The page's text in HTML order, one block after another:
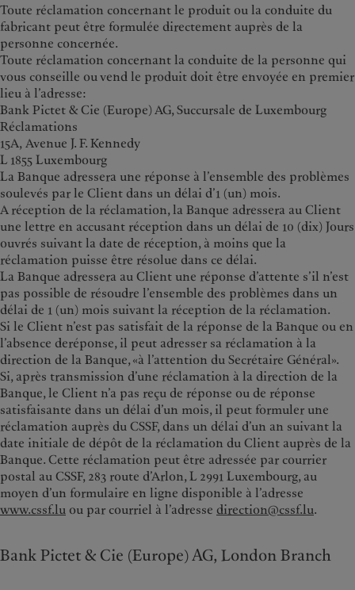
Toute réclamation concernant le produit ou la conduite du
fabricant peut être formulée directement auprès de la
personne concernée.
Toute réclamation concernant la conduite de la personne qui
vous conseille ou vend le produit doit être envoyée en premier
lieu à l’adresse:
Bank Pictet & Cie (Europe) AG, Succursale de Luxembourg
Réclamations
15A, Avenue J. F. Kennedy
L 1855 Luxembourg
La Banque adressera une réponse à l’ensemble des problèmes
soulevés par le Client dans un délai d’1 (un) mois.
A réception de la réclamation, la Banque adressera au Client
une lettre en accusant réception dans un délai de 10 (dix) Jours
ouvrés suivant la date de réception, à moins que la
réclamation puisse être résolue dans ce délai.
La Banque adressera au Client une réponse d’attente s’il n’est
pas possible de résoudre l’ensemble des problèmes dans un
délai de 1 (un) mois suivant la réception de la réclamation.
Si le Client n’est pas satisfait de la réponse de la Banque ou en
l’absence deréponse, il peut adresser sa réclamation à la
direction de la Banque, «à l’attention du Secrétaire Général».
Si, après transmission d’une réclamation à la direction de la
Banque, le Client n’a pas reçu de réponse ou de réponse
satisfaisante dans un délai d’un mois, il peut formuler une
réclamation auprès du CSSF, dans un délai d’un an suivant la
date initiale de dépôt de la réclamation du Client auprès de la
Banque. Cette réclamation peut être adressée par courrier
postal au CSSF, 283 route d’Arlon, L 2991 Luxembourg, au
moyen d’un formulaire en ligne disponible à l’adresse
www.cssf.lu ou par courriel à l’adresse direction@cssf.lu.
Bank Pictet & Cie (Europe) AG, London Branch